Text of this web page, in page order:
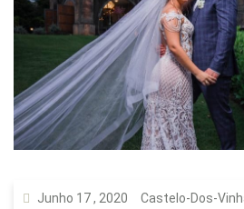
Junho 17 , 2020 Castelo-Dos-